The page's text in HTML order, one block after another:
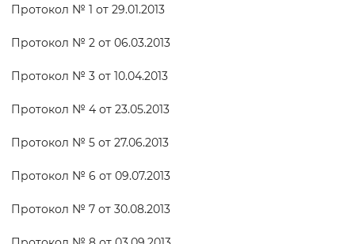
Протокол № 1 от 29.01.2013
Протокол № 2 от 06.03.2013
Протокол № 3 от 10.04.2013
Протокол № 4 от 23.05.2013
Протокол № 5 от 27.06.2013
Протокол № 6 от 09.07.2013
Протокол № 7 от 30.08.2013